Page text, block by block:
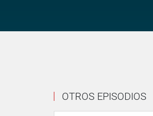
OTROS EPISODIOS